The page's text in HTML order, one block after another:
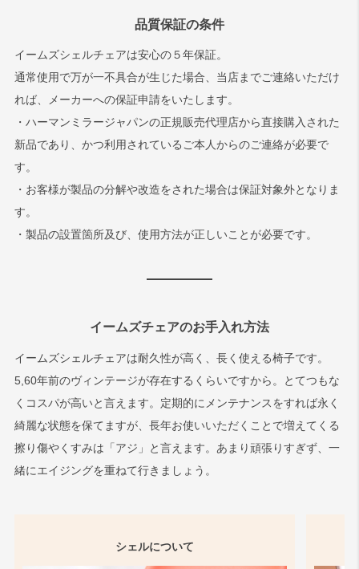
品質保証の条件
イームズシェルチェアは安心の５年保証。
通常使用で万が一不具合が生じた場合、当店までご連絡いただけ
れば、メーカーへの保証申請をいたします。
・ハーマンミラージャパンの正規販売代理店から直接購入された
新品であり、かつ利用されているご本人からのご連絡が必要で
す。
・お客様が製品の分解や改造をされた場合は保証対象外となりま
す。
・製品の設置箇所及び、使用方法が正しいことが必要です。
イームズチェアのお手入れ方法
イームズシェルチェアは耐久性が高く、長く使える椅子です。
5,60年前のヴィンテージが存在するくらいですから。とてつもな
くコスパが高いと言えます。定期的にメンテナンスをすれば永く
綺麗な状態を保てますが、長年お使いいただくことで増えてくる
擦り傷やくすみは「アジ」と言えます。あまり頑張りすぎず、一
緒にエイジングを重ねて行きましょう。
シェルについて